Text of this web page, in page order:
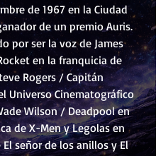
de 1967 en la Ciudad
de un premio Auris.
por ser la voz de James
en la franquicia de
Rogers / Capitán
Universo Cinematográfico
Wilson / Deadpool en
de X-Men y Legolas en
El señor de los anillos y El